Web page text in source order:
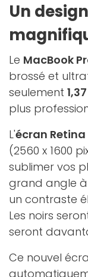
Un
Le MacBook
brossé et
seulement
plus
L'écran Retina
(2560 x 1600
sublimer vos
grand angle
un contraste
Les noirs
seront
Ce nouvel